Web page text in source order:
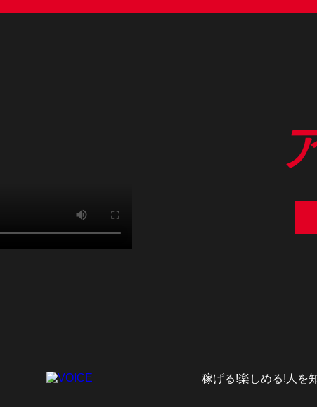
稼げる!楽しめる!人を